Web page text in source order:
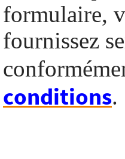
formulaire,
fournissez
conditions.